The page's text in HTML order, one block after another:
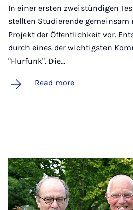
In einer ersten zweistündigen
stellten Studierende
Projekt der Öffentlichkeit vor.
durch eines der wichtigsten
"Flurfunk". Die…
Read more